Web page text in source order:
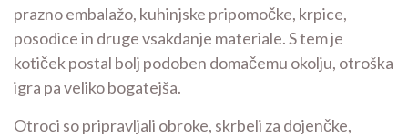
prazno embalažo, kuhinjske pripomočke, krpice,
posodice in druge vsakdanje materiale. S tem je
kotiček postal bolj podoben domačemu okolju, otroška
igra pa veliko bogatejša.
Otroci so pripravljali obroke, skrbeli za dojenčke,